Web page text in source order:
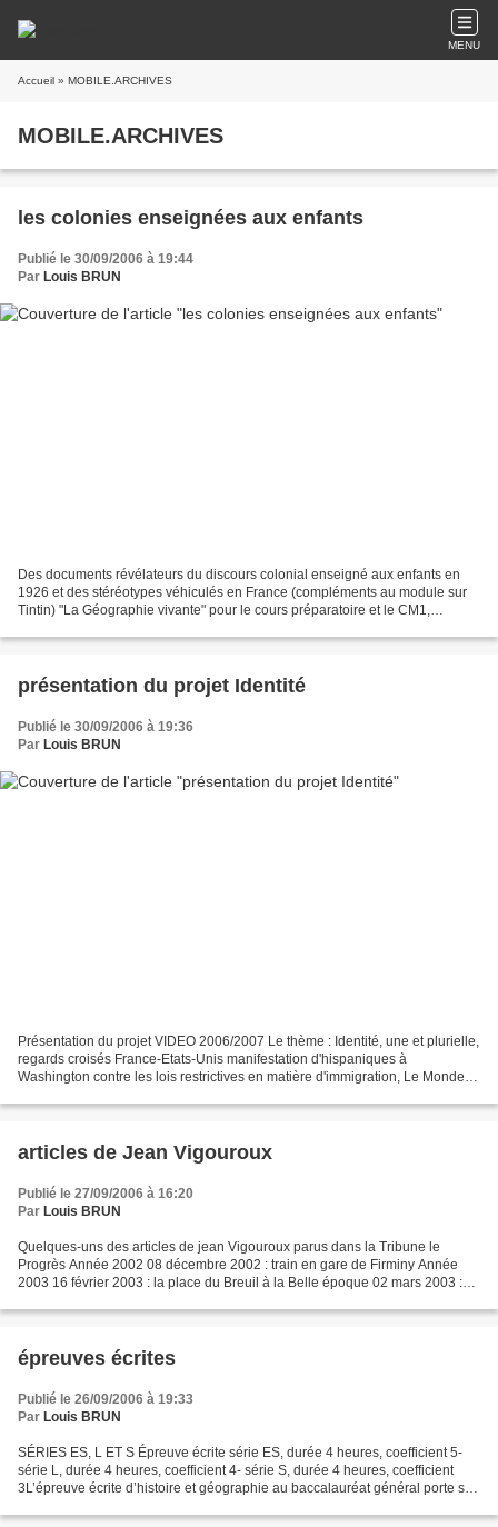
MENU
Accueil » MOBILE.ARCHIVES
MOBILE.ARCHIVES
les colonies enseignées aux enfants
Publié le 30/09/2006 à 19:44
Par Louis BRUN
Des documents révélateurs du discours colonial enseigné aux enfants en
1926 et des stéréotypes véhiculés en France (compléments au module sur
Tintin) "La Géographie vivante" pour le cours préparatoire et le CM1,
présentation du projet Identité
Publié le 30/09/2006 à 19:36
Par Louis BRUN
Présentation du projet VIDEO 2006/2007 Le thème : Identité, une et plurielle,
regards croisés France-Etats-Unis manifestation d'hispaniques à
Washington contre les lois restrictives en matière d'immigration, Le Monde,
articles de Jean Vigouroux
Publié le 27/09/2006 à 16:20
Par Louis BRUN
Quelques-uns des articles de jean Vigouroux parus dans la Tribune le
Progrès Année 2002 08 décembre 2002 : train en gare de Firminy Année
2003 16 février 2003 : la place du Breuil à la Belle époque 02 mars 2003 :
épreuves écrites
Publié le 26/09/2006 à 19:33
Par Louis BRUN
SÉRIES ES, L ET S Épreuve écrite série ES, durée 4 heures, coefficient 5-
série L, durée 4 heures, coefficient 4- série S, durée 4 heures, coefficient
3L’épreuve écrite d’histoire et géographie au baccalauréat général porte sur